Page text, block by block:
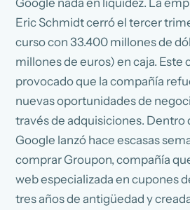
Eric Schmidt cerró el tercer
curso con 33.400 millones de
millones de euros) en caja. Este
provocado que la compañía
nuevas oportunidades de
través de adquisiciones. Dentro
Google lanzó hace escasas
comprar Groupon, compañía
web especializada en cupones
tres años de antigüedad y